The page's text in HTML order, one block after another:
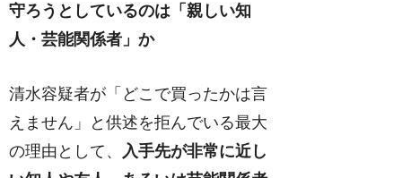
守ろうとしているのは「親しい知
人・芸能関係者」か
清水容疑者が「どこで買ったかは言
えません」と供述を拒んでいる最大
の理由として、
入手先が非常に近し